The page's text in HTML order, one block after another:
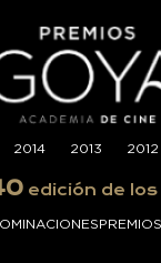
2014 2013 2012
edición de
PREMIOS